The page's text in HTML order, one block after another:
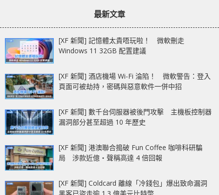
GeForce RTX 4060 Ti
最新文章
[XF 新聞] 記憶體太貴唔玩啦！ 微軟刪走
Windows 11 32GB 配置建議
[XF 新聞] 酒店機場 Wi-Fi 淪陷！ 微軟警告：登入
頁面可被劫持，密碼與惡意軟件一併中招
[XF 新聞] 數千台伺服器被後門攻擊 主機板控制器
漏洞部分甚至超過 10 年歷史
[XF 新聞] 港澳聯合搗破 Fun Coffee 咖啡科研騙
局 涉款近億‧聲稱高達 4 倍回報
[XF 新聞] Coldcard 離線「冷錢包」爆出致命漏洞